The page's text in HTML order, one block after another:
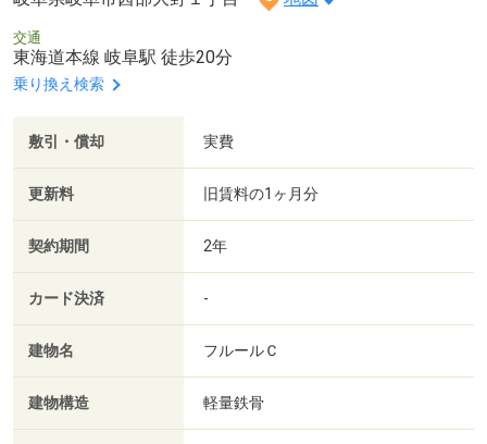
交通
東海道本線 岐阜駅 徒歩20分
乗り換え検索
敷引・償却 実費
更新料 旧賃料の1ヶ月分
契約期間 2年
カード決済 -
建物名 フルールＣ
建物構造 軽量鉄骨